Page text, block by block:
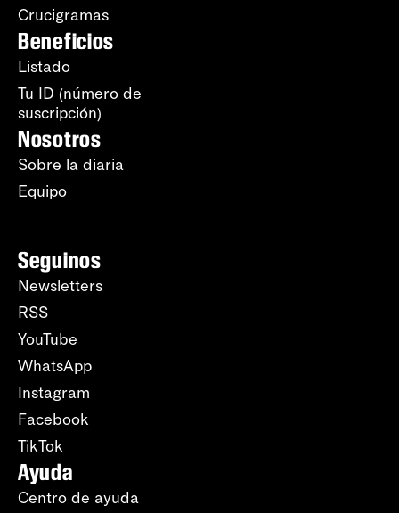
Crucigramas
Beneficios
Listado
Tu ID (número de
suscripción)
Nosotros
Sobre la diaria
Equipo
Seguinos
Newsletters
RSS
YouTube
WhatsApp
Instagram
Facebook
TikTok
Ayuda
Centro de ayuda